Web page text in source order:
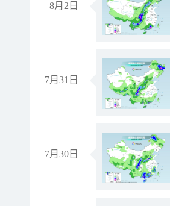
8月2日
7月31日
7月30日